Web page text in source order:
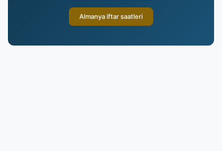
Almanya iftar saatleri